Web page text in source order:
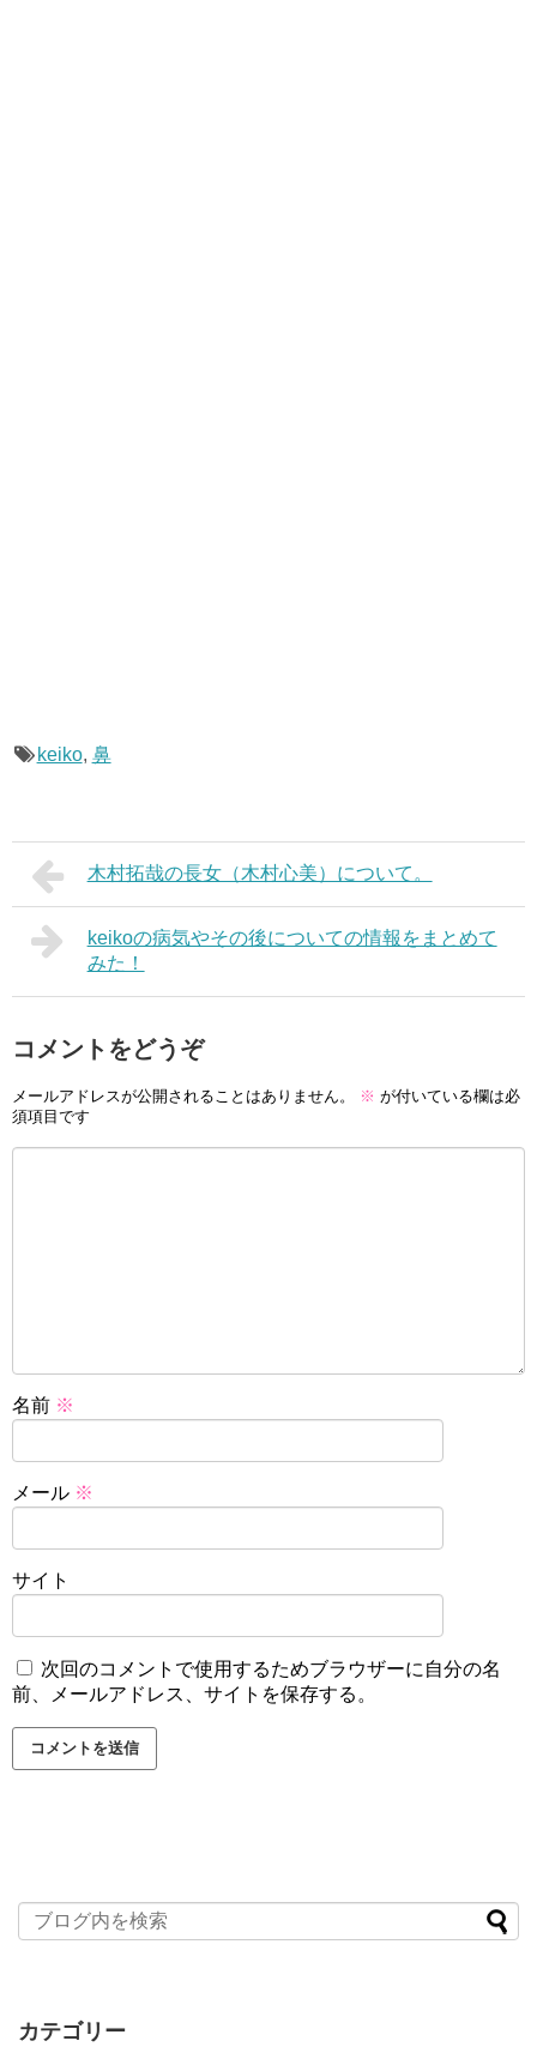
keiko, 鼻
木村拓哉の長女（木村心美）について。
keikoの病気やその後についての情報をまとめて
みた！
コメントをどうぞ
メールアドレスが公開されることはありません。 ※ が付いている欄は必
須項目です
名前 ※
メール ※
サイト
次回のコメントで使用するためブラウザーに自分の名
前、メールアドレス、サイトを保存する。
カテゴリー